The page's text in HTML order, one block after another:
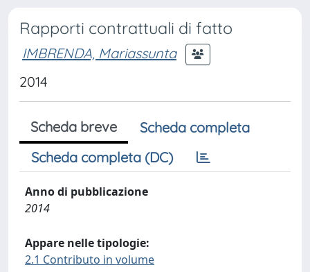
Rapporti contrattuali di fatto
IMBRENDA, Mariassunta
2014
Scheda breve
Scheda completa
Scheda completa (DC)
Anno di pubblicazione
2014
Appare nelle tipologie:
2.1 Contributo in volume